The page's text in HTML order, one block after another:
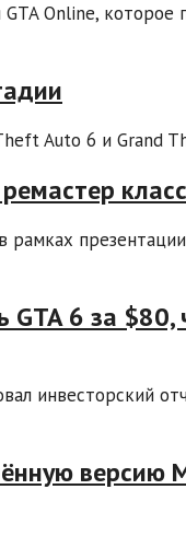
Online, которое
Auto 6 и Grand
GTA 6 за
инвесторский
версию